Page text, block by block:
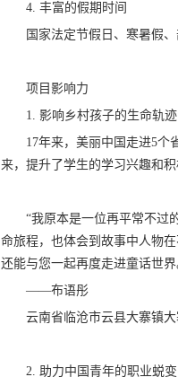
4. 丰富的假期时间
国家法定节假日、寒暑假
项目影响力
1. 影响乡村孩子的生命轨迹
17年来，美丽中国走进5个
来，提升了学生的学习兴趣和
“我原本是一位再平常不
命旅程，也体会到故事中人物
还能与您一起再度走进童话世界
——布语彤
云南省临沧市云县大寨镇
2. 助力中国青年的职业蜕变